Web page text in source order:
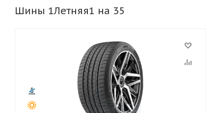
155 165 185 195
285 295
30 40 45 45
Шины 1Летняя1 на 35